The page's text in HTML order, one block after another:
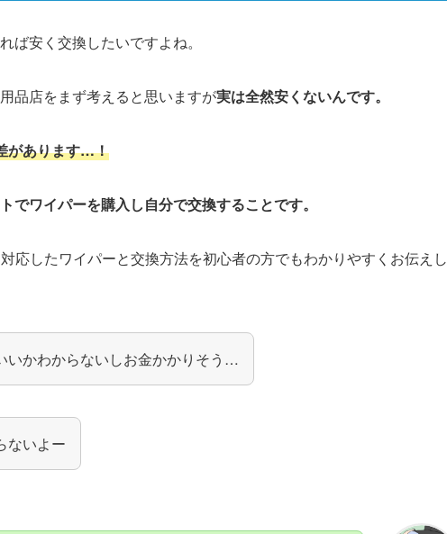
ば安く交換したいですよね。
品店をまず考えると思いますが実は全然安くないんです。
があります…！
でワイパーを購入し自分で交換することです。
応したワイパーと交換方法を初心者の方でもわかりやすくお伝えし
いかわからないしお金かかりそう…
ないよー